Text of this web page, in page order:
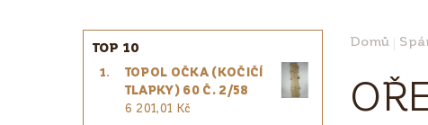
KÁVA QUINTA ŘEZIVO ESPRESSO 100% -
PRO ŘEMESLNÍKY PRO DESIGNÉRY
TOP 10
TOPOL OČKA (KOČIČÍ
TLAPKY) 60 Č. 2/58
6 201,01 Kč
Domů